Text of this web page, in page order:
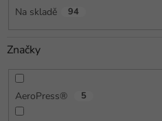
Na skladě 94
Značky
AeroPress® 5